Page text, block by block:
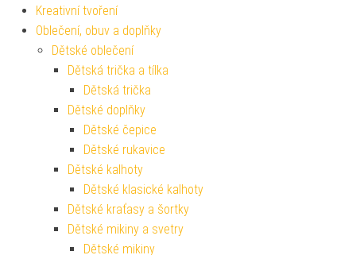
Kreativní tvoření
Oblečení, obuv a doplňky
Dětské oblečení
Dětská trička a tílka
Dětská trička
Dětské doplňky
Dětské čepice
Dětské rukavice
Dětské kalhoty
Dětské klasické kalhoty
Dětské kraťasy a šortky
Dětské mikiny a svetry
Dětské mikiny